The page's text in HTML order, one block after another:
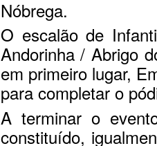
Nóbrega.
O escalão de
Andorinha / Abrigo
em primeiro lugar,
para completar o
A terminar o
constituído,